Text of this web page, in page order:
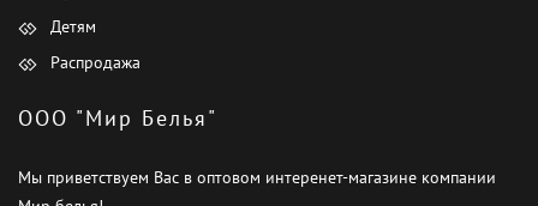
Детям
Распродажа
ООО "Мир Белья"
Мы приветствуем Вас в оптовом интеренет-магазине компании